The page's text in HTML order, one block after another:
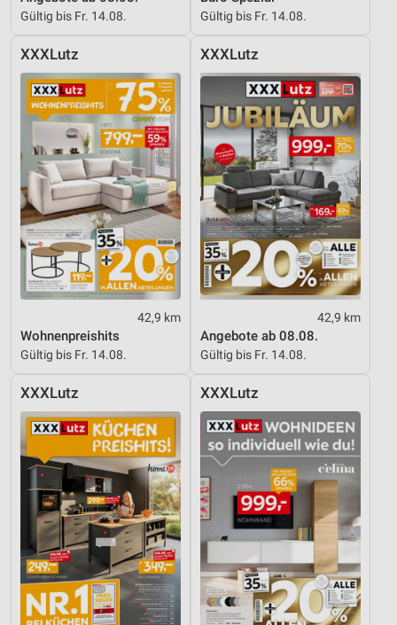
Gültig bis Fr. 14.08. Gültig bis Fr. 14.08.
XXXLutz
42,9 km
Wohnenpreishits
Gültig bis Fr. 14.08.
XXXLutz
42,9 km
Angebote ab 08.08.
Gültig bis Fr. 14.08.
XXXLutz XXXLutz
Verwendung genauer Standortdaten
Geräte anhand von aktiv angeforderten
Informationen identifizieren
Nicht-IAB-Verarbeitungszwecke:
Notwendig
Performance
Funktional
Werbung